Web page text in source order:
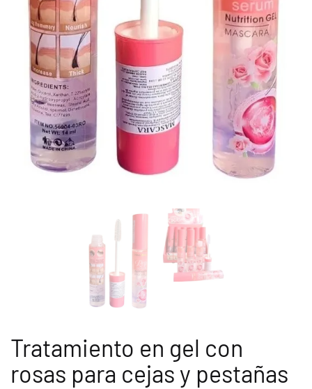
Tratamiento en gel con
rosas para cejas y pestañas